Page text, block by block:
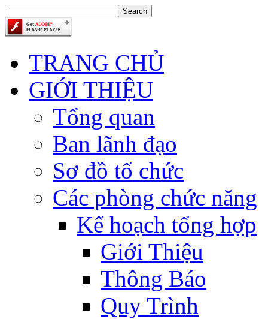
TRANG CHỦ
GIỚI THIỆU
Tổng quan
Ban lãnh đạo
Sơ đồ tổ chức
Các phòng chức năng
Kế hoạch tổng hợp
Giới Thiệu
Thông Báo
Quy Trình